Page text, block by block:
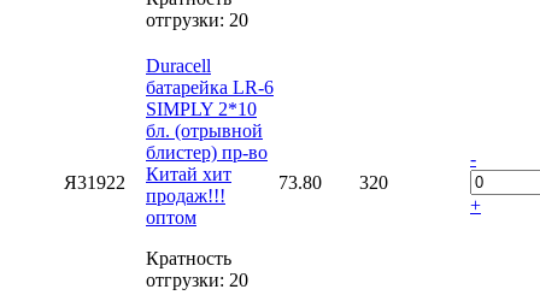
отгрузки: 20
Я31922
Duracell
батарейка LR-6
SIMPLY 2*10
бл. (отрывной
блистер) пр-во
Китай хит
продаж!!!
оптом
Кратность
отгрузки: 20
73.80 320
-
+